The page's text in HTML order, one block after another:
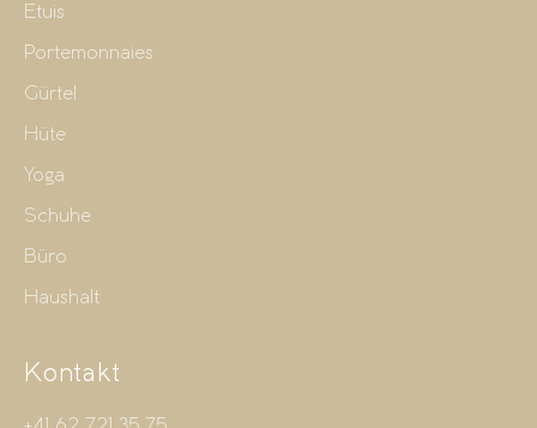
Etuis
Portemonnaies
Gürtel
Hüte
Yoga
Schuhe
Büro
Haushalt
Kontakt